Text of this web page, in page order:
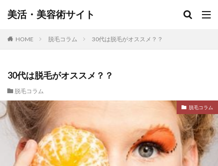
美活・美容術サイト
HOME 脱毛コラム 30代は脱毛がオススメ？？
30代は脱毛がオススメ？？
脱毛コラム
脱毛コラム